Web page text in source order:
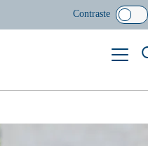
Contraste